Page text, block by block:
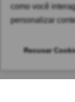
como você
personalizar
Recusar
Pedido